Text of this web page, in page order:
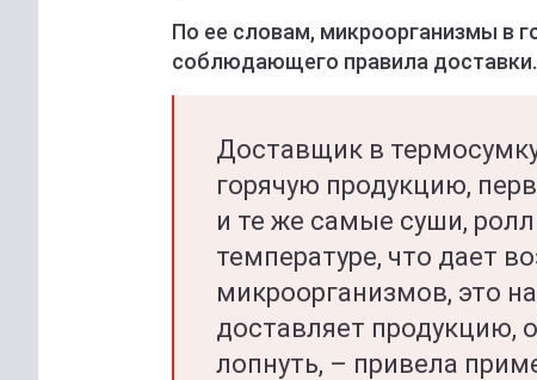
По ее словам, микроорганизмы в
соблюдающего правила доставки.
Доставщик в
горячую продукцию,
и те же самые суши,
температуре, что дает
микроорганизмов, это
доставляет продукцию,
лопнуть, – привела